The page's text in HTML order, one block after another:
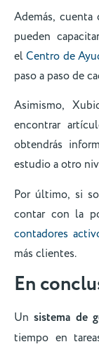
Además,
pueden
elCentro de
paso a paso de
Asimismo,
encontrar
obtendrás
estudio a otro
Por último, si
contar con la
contadores
más clientes.
En
Un sistema de
tiempo en